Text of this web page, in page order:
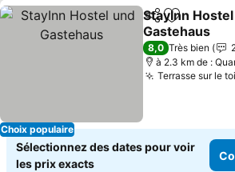
Choix populaire
PartagerAjouter à
StayInn
Gastehaus
8,0 Très bien
à 2.3 km de :
Terrasse sur le
Sélectionnez des dates pour voir
les prix exacts